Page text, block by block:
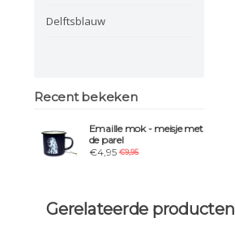
Delftsblauw
Recent bekeken
Emaille mok - meisje met
de parel
€4,95€9,95
Gerelateerde producten